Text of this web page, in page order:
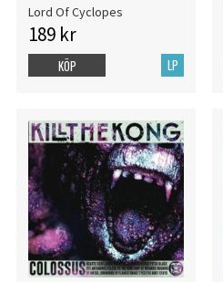
Lord Of Cyclopes
189 kr
LP
KÖP